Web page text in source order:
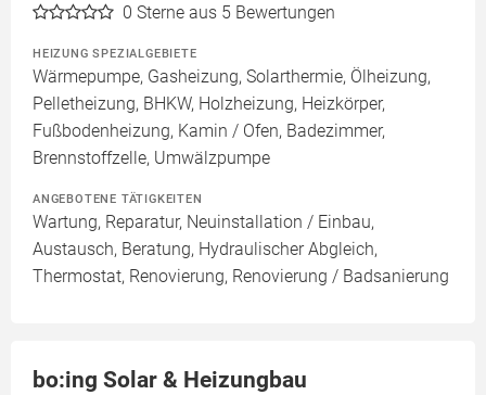
0 Sterne aus 5 Bewertungen
HEIZUNG SPEZIALGEBIETE
Wärmepumpe, Gasheizung, Solarthermie, Ölheizung,
Pelletheizung, BHKW, Holzheizung, Heizkörper,
Fußbodenheizung, Kamin / Ofen, Badezimmer,
Brennstoffzelle, Umwälzpumpe
ANGEBOTENE TÄTIGKEITEN
Wartung, Reparatur, Neuinstallation / Einbau,
Austausch, Beratung, Hydraulischer Abgleich,
Thermostat, Renovierung, Renovierung / Badsanierung
bo:ing Solar & Heizungbau